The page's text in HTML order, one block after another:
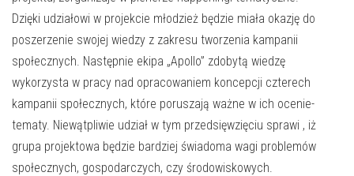
Dzięki udziałowi w projekcie młodzież będzie miała okazję do
poszerzenie swojej wiedzy z zakresu tworzenia kampanii
społecznych. Następnie ekipa „Apollo” zdobytą wiedzę
wykorzysta w pracy nad opracowaniem koncepcji czterech
kampanii społecznych, które poruszają ważne w ich ocenie-
tematy. Niewątpliwie udział w tym przedsięwzięciu sprawi , iż
grupa projektowa będzie bardziej świadoma wagi problemów
społecznych, gospodarczych, czy środowiskowych.